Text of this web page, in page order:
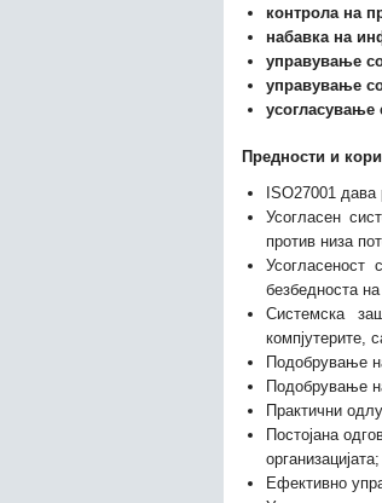
контрола на
набавка на
управување
управување
усогласување
Предности и
ISO27001
Усогласен
против низа
Усогласеност
безбедноста
Системска
компјутерите,
Подобрување
Подобрување
Практични
Постојана
организацијата;
Ефективно